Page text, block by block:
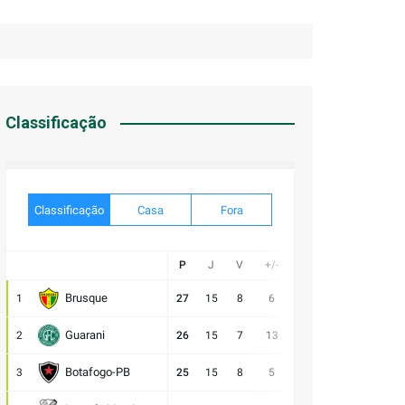
Classificação
Classificação Casa Fora
P J V +/-
1 Brusque 27 15 8 6
2 Guarani 26 15 7 13
3 Botafogo-PB 25 15 8 5